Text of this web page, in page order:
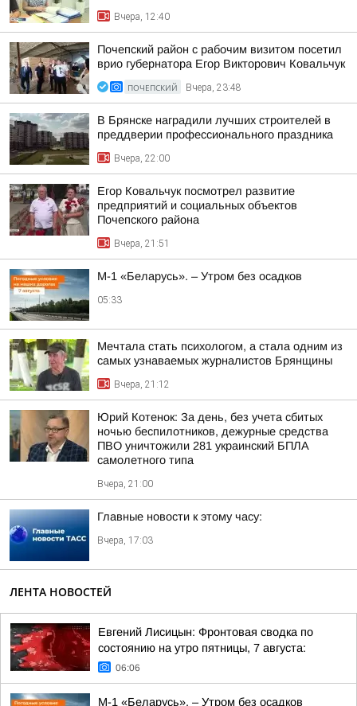
Вчера, 12:40
Почепский район с рабочим визитом посетил
врио губернатора Егор Викторович Ковальчук
ПОЧЕПСКИЙ Вчера, 23:48
В Брянске наградили лучших строителей в
преддверии профессионального праздника
Вчера, 22:00
Егор Ковальчук посмотрел развитие
предприятий и социальных объектов
Почепского района
Вчера, 21:51
М-1 «Беларусь». – Утром без осадков
05:33
Мечтала стать психологом, а стала одним из
самых узнаваемых журналистов Брянщины
Вчера, 21:12
Юрий Котенок: За день, без учета сбитых
ночью беспилотников, дежурные средства
ПВО уничтожили 281 украинский БПЛА
самолетного типа
Вчера, 21:00
Главные новости к этому часу:
Вчера, 17:03
ЛЕНТА НОВОСТЕЙ
Евгений Лисицын: Фронтовая сводка по
состоянию на утро пятницы, 7 августа:
06:06
М-1 «Беларусь». – Утром без осадков